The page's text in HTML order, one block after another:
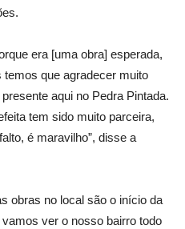
era [uma obra] esperada,
que agradecer muito
aqui no Pedra Pintada.
tem sido muito parceira,
é maravilho”, disse a
obras no local são o início da
ver o nosso bairro todo